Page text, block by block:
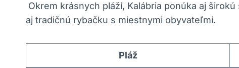
Okrem krásnych pláží, Kalábria ponúka aj
aj tradičnú rybačku s miestnymi ‍obyvateľmi.
Pláž